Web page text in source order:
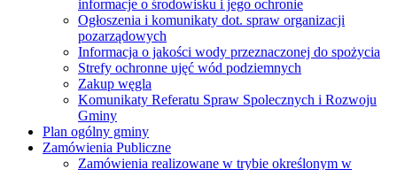
informacje o środowisku i jego ochronie
Ogłoszenia i komunikaty dot. spraw organizacji
pozarządowych
Informacja o jakości wody przeznaczonej do spożycia
Strefy ochronne ujęć wód podziemnych
Zakup węgla
Komunikaty Referatu Spraw Spolecznych i Rozwoju
Gminy
Plan ogólny gminy
Zamówienia Publiczne
Zamówienia realizowane w trybie określonym w